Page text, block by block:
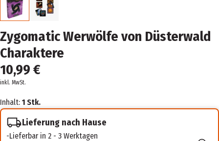
Zygomatic Werwölfe von Düsterwald
Charaktere
10,99 €
inkl. MwSt.
Inhalt: 1 Stk.
Lieferung nach Hause
Lieferbar in 2 - 3 Werktagen